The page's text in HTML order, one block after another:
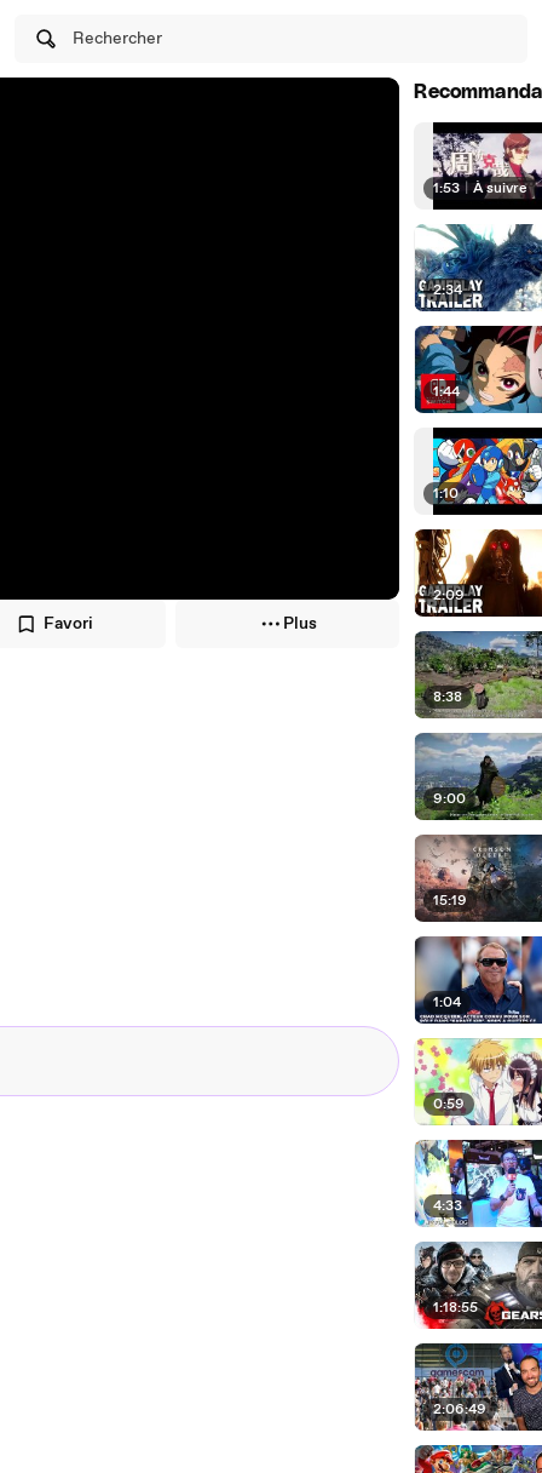
Rechercher
Favori Plus
1:53 À suivre
2:34
1:44
1:10
2:09
8:38
9:00
15:19
1:04
0:59
4:33
1:18:55
2:06:49